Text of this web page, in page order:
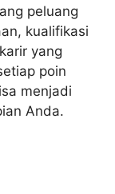
peluang
kualifikasi
yang
poin
menjadi
Anda.